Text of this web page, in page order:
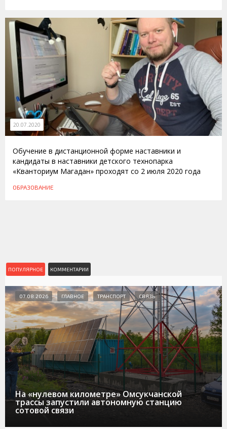
20.07.2020
Обучение в дистанционной форме наставники и
кандидаты в наставники детского технопарка
«Кванториум Магадан» проходят со 2 июля 2020 года
ОБРАЗОВАНИЕ
ПОПУЛЯРНОЕ КОММЕНТАРИИ
На «нулевом километре» Омсукчанской
трассы запустили автономную станцию
сотовой связи
07.08.2026 ГЛАВНОЕ ТРАНСПОРТ СВЯЗЬ